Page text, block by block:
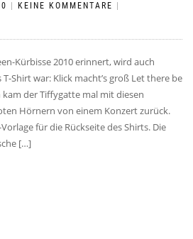
KEINE KOMMENTARE
Kürbisse 2010 erinnert, wird auch
Shirt war: Klick macht’s groß Let there be
kam der Tiffygatte mal mit diesen
Hörnern von einem Konzert zurück.
für die Rückseite des Shirts. Die
[…]